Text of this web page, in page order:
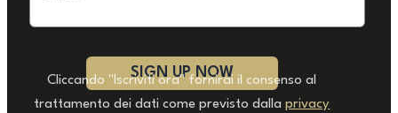
Cliccando "Iscriviti ora" fornirai il consenso al
trattamento dei dati come previsto dallaprivacy